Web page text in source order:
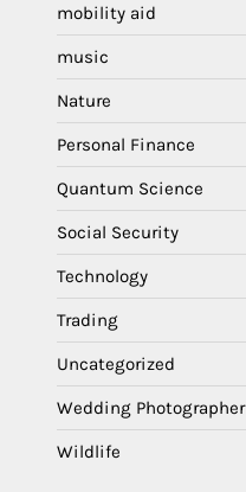
mobility aid
music
Nature
Personal Finance
Quantum Science
Social Security
Technology
Trading
Uncategorized
Wedding Photographer
Wildlife